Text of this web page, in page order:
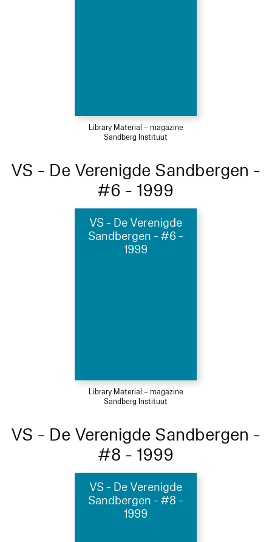
Library Material – magazine
Sandberg Instituut
VS - De Verenigde Sandbergen -
#6 - 1999
VS - De Verenigde
Sandbergen - #6 -
1999
Library Material – magazine
Sandberg Instituut
VS - De Verenigde Sandbergen -
#8 - 1999
VS - De Verenigde
Sandbergen - #8 -
1999